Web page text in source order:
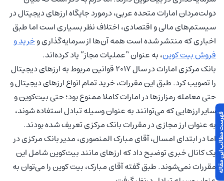
دولت‌مردان امارات متحده عربی، درمورد جایگاه ارزهای دیجیتال در
سیستم‌های مالی و اقتصادی، اختلاف نظر بسیاری است اما طبق
اخباری که منتشر شده است همه آن‌ها از سرمایه‌گذاری وخرید و
فروش بیت کوین، به عنوان “عملیات مجاز” یاد کرده‌اند.
بانک مرکزی امارات در سال ۲۰۱۷ قوانین مربوط به ارزهای دیجیتال
را تصویب کرد. طبق این مقررات، خرید تمام انواع ارزهای دیجیتال و
حتی معامله رمزارزها در امارات کاملا ممنوع بود؛ حتی بیت‌کوین و
سایر ارزهایی که می‌توانند به عنوان وسیله تبادل استفاده شوند،
به عنوان ارز مجازی در مقررات بانک مرکزی تعریف شده‌ بودند.
اما در ابتدای امسال، آقای مبارک المنصوری، مدیر بانک مرکزی در
یک کانال خبری توضیح داد که ارزهای مانند بیت‌کوین شامل این
مقررات نمی‌شوند. طبق گفته آقای مبارک، بیت کوین را می‌توان به مقاله